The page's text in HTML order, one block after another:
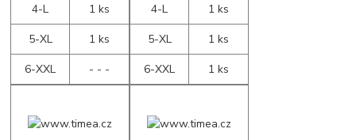
4-L
1 ks
5-XL
1 ks
6-XXL
- - -
4-L
1 ks
5-XL
1 ks
6-XXL
1 ks